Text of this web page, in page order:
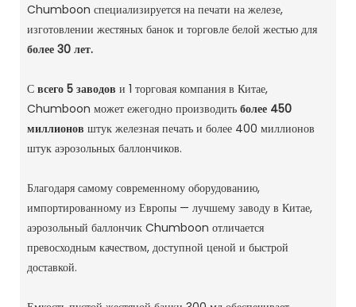
Chumboon специализируется на печати на железе,
изготовлении жестяных банок и торговле белой жестью для
более 30 лет.
С всего 5 заводов и 1 торговая компания в Китае,
Chumboon может ежегодно производить более 450
миллионов штук железная печать и более 400 миллионов
штук аэрозольных баллончиков.
Благодаря самому современному оборудованию,
импортированному из Европы — лучшему заводу в Китае,
аэрозольный баллончик Chumboon отличается
превосходным качеством, доступной ценой и быстрой
доставкой.